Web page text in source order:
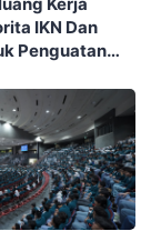
IKN Dan
Penguatan